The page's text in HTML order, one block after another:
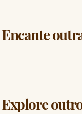
Encante
Explore